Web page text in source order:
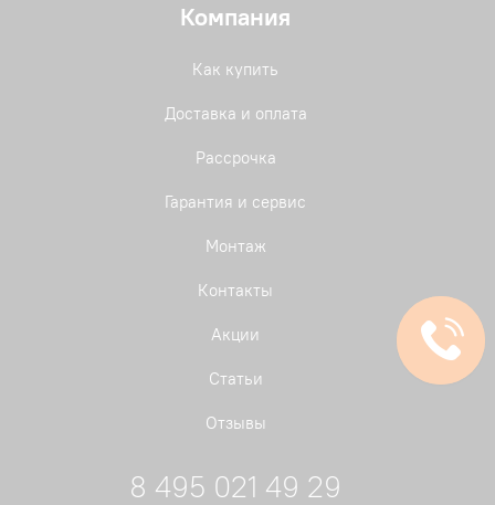
Компания
Как купить
Доставка и оплата
Рассрочка
Гарантия и сервис
Монтаж
Контакты
Акции
Статьи
Отзывы
8 495 021 49 29